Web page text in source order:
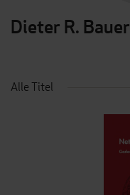
Dieter R. Bauer
Alle Titel